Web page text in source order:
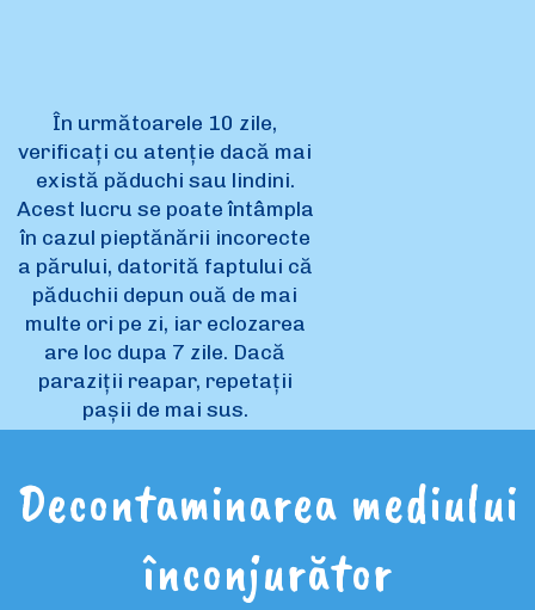
În următoarele 10 zile,
verificați cu atenție dacă mai
există păduchi sau lindini.
Acest lucru se poate întâmpla
în cazul pieptănării incorecte
a părului, datorită faptului că
păduchii depun ouă de mai
multe ori pe zi, iar eclozarea
are loc dupa 7 zile. Dacă
paraziții reapar, repetații
pașii de mai sus.
Decontaminarea mediului
înconjurător